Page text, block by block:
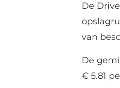
De
van
De
€ 5.81